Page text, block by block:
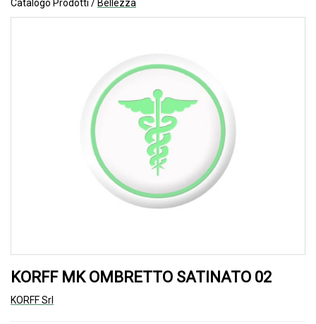
Catalogo Prodotti / Bellezza
KORFF MK OMBRETTO SATINATO 02
KORFF Srl